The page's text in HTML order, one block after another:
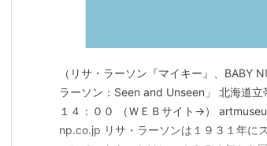
（リサ・ラーソン『マイキー』、BABY
ラーソン：Seen and Unseen」 北海道立
１４：００ （ＷＥＢサイト→）
np.co.jp リサ・ラーソンは１９３１年に